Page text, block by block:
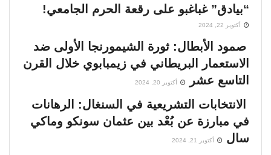
“بيادق” غباغبو على رقعة الحرم الجامعي!
أكتوبر 22, 2024
صمود الأبطال: ثورة الشيمورنجا الأولى ضد
الاستعمار البريطاني في زيمبابوي خلال القرن
التاسع عشر
أكتوبر 20, 2024
الانتخابات التشريعية في السنغال: الرهانات
في مبارزة عن بُعْد بين عثمان سونكو وماكي
سال
أكتوبر 21, 2024